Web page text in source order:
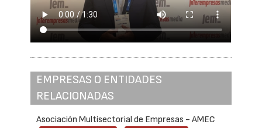
EMPRESAS O ENTIDADES
RELACIONADAS
Asociación Multisectorial de Empresas - AMEC